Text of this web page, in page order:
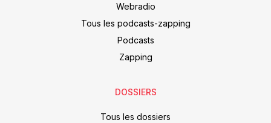
Webradio
Tous les podcasts-zapping
Podcasts
Zapping
DOSSIERS
Tous les dossiers